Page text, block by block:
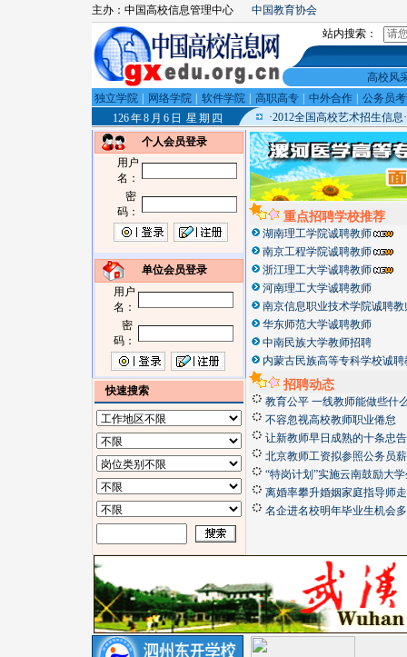
主办： 中国高校信息管理中心
中国教育协会
站内搜索：
高校风
独立学院
网络学院 软件学院 高职高专 中外合作
公务员
126 年 8 月 6 日 星 期 四
·2012全国高校艺术招生信息·
个人会员登录
用户
名：
密
码：
单位会员登录
用户
名：
密
码：
快速搜索
重点招聘学校推荐
湖南理工学院诚聘教师
南京工程学院诚聘教师
浙江理工大学诚聘教师
河南理工大学诚聘教师
南京信息职业技术学院诚聘教
华东师范大学诚聘教师
中南民族大学教师招聘
内蒙古民族高等专科学校诚聘
招聘动态
教育公平 一线教师能做些什
不容忽视高校教师职业倦怠
让新教师早日成熟的十条忠告
北京教师工资拟参照公务员
“特岗计划”实施云南鼓励大学
离婚率攀升婚姻家庭指导师
名企进名校明年毕业生机会多